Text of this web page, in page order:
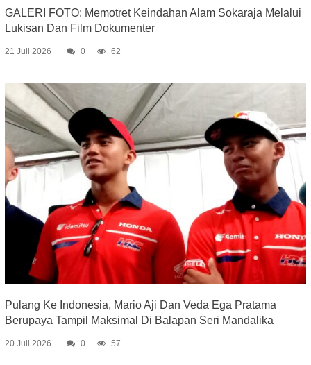
GALERI FOTO: Memotret Keindahan Alam Sokaraja Melalui
Lukisan Dan Film Dokumenter
21 Juli 2026 0 62
Pulang Ke Indonesia, Mario Aji Dan Veda Ega Pratama
Berupaya Tampil Maksimal Di Balapan Seri Mandalika
20 Juli 2026 0 57